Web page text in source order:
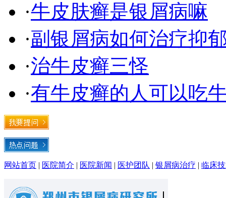
·牛皮肤癣是银屑病嘛
·副银屑病如何治疗抑
·治牛皮癣三怪
·有牛皮癣的人可以吃
网站首页 | 医院简介 | 医院新闻 | 医护团队 | 银屑病治疗 | 临床